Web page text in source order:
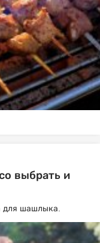
выбрать и
для шашлыка.